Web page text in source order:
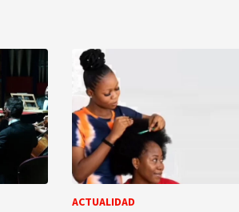
ACTUALIDAD